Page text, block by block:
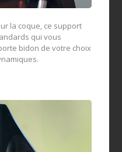
la coque, ce support
qui vous
bidon de votre choix